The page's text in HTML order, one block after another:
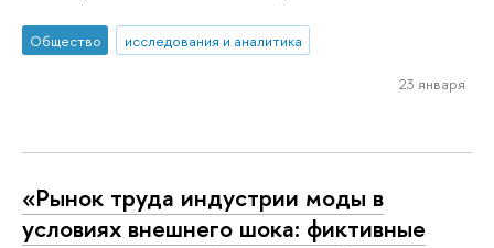
Общество исследования и аналитика
23 января
«Рынок труда индустрии моды в
условиях внешнего шока: фиктивные